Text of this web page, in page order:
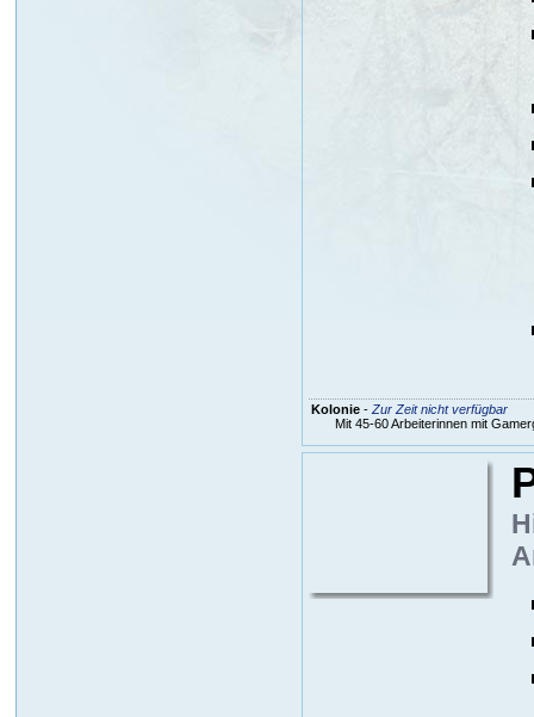
Kolonie- Zur Zeit nicht verfügbar
Mit 45-60 Arbeiterinnen mit